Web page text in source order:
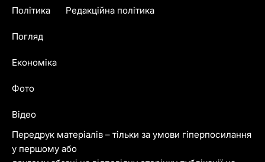
Передрук матеріалів – тільки за умови гіперпосилання
у першому або
Політика
Погляд
Економіка
Фото
Відео
Редакційна політика